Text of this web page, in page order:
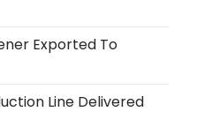
Exported To
Line Delivered